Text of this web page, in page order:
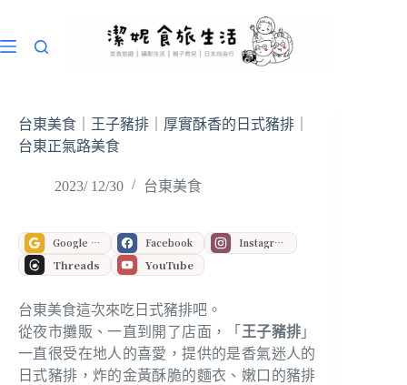
主
台東美食｜王子豬排｜厚實酥香的日式豬排｜
台東正氣路美食
2023/ 12/30 台東美食
Google 偏好來源 Facebook Instagram
Threads YouTube
台東美食這次來吃日式豬排吧。
從夜市攤販、一直到開了店面，「 王子豬排 」
一直很受在地人的喜愛，提供的是香氣迷人的
日式豬排，炸的金黃酥脆的麵衣、嫩口的豬排